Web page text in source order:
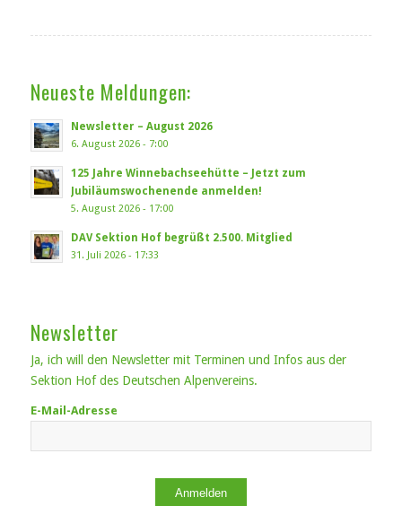
Neueste Meldungen:
Newsletter – August 2026
6. August 2026 - 7:00
125 Jahre Winnebachseehütte – Jetzt zum
Jubiläumswochenende anmelden!
5. August 2026 - 17:00
DAV Sektion Hof begrüßt 2.500. Mitglied
31. Juli 2026 - 17:33
Newsletter
Ja, ich will den Newsletter mit Terminen und Infos aus der
Sektion Hof des Deutschen Alpenvereins.
E-Mail-Adresse
Anmelden